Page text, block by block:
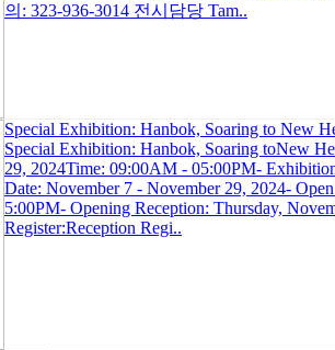
의: 323-936-3014 전시담당 Tam..
Special Exhibition: Hanbok, Soaring to New
Special Exhibition: Hanbok, Soaring toNew
29, 2024Time: 09:00AM - 05:00PM-
Date: November 7 - November 29, 2024-
5:00PM- Opening Reception: Thursday,
Register:Reception Regi..